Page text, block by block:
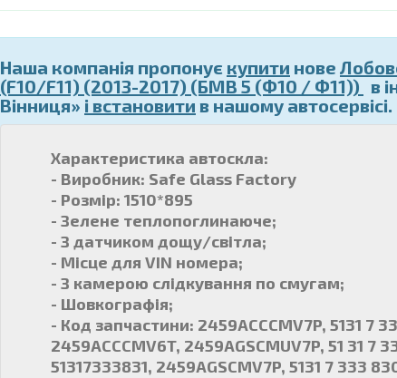
Наша компанія пропонує купити нове
(F10/F11) (2013-2017) (БМВ 5 (Ф10 / Ф11)) в
Вінниця» і встановити в нашому автосервісі.
Характеристика автоскла:
- Виробник: Safe Glass Factory
- Розмір: 1510*895
- Зелене теплопоглинаюче;
- З датчиком дощу/світла;
- Місце для VIN номера;
- З камерою слідкування по смугам;
- Шовкографія;
- Код запчастини: 2459ACCCMV7P, 5131 7
2459ACCCMV6T, 2459AGSCMUV7P, 51 31 7
51317333831, 2459AGSCMV7P, 5131 7 333